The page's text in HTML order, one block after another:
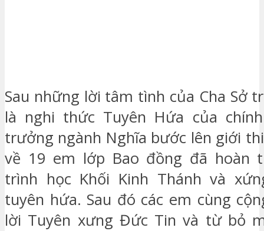
Sau những lời tâm tình của Cha Sở
là nghi thức Tuyên Hứa của
trưởng ngành Nghĩa bước lên giới
về 19 em lớp Bao đồng đã hoàn
trình học Khối Kinh Thánh và
tuyên hứa. Sau đó các em cùng
lời Tuyên xưng Đức Tin và từ bỏ